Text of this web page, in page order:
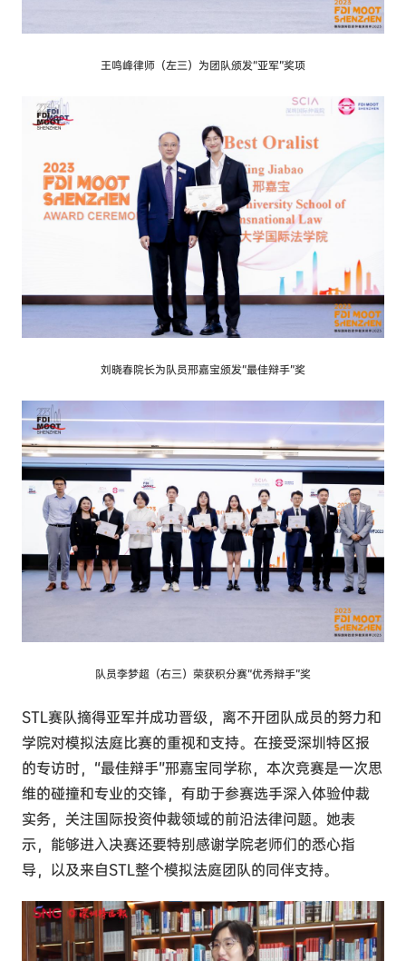
王鸣峰律师（左三）为团队颁发“亚军”奖项
刘晓春院长为队员邢嘉宝颁发“最佳辩手”奖
队员李梦超（右三）荣获积分赛“优秀辩手”奖
STL赛队摘得亚军并成功晋级，离不开团队成员的努力和
学院对模拟法庭比赛的重视和支持。在接受深圳特区报
的专访时，“最佳辩手”邢嘉宝同学称，本次竞赛是一次思
维的碰撞和专业的交锋，有助于参赛选手深入体验仲裁
实务，关注国际投资仲裁领域的前沿法律问题。她表
示，能够进入决赛还要特别感谢学院老师们的悉心指
导，以及来自STL整个模拟法庭团队的同伴支持。